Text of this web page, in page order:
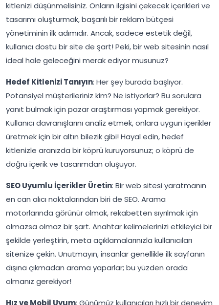
kitlenizi düşünmelisiniz. Onların ilgisini çekecek içerikleri ve
tasarımı oluşturmak, başarılı bir reklam bütçesi
yönetiminin ilk adımıdır. Ancak, sadece estetik değil,
kullanıcı dostu bir site de şart! Peki, bir web sitesinin nasıl
ideal hale geleceğini merak ediyor musunuz?
Hedef Kitlenizi Tanıyın: Her şey burada başlıyor.
Potansiyel müşterileriniz kim? Ne istiyorlar? Bu sorulara
yanıt bulmak için pazar araştırması yapmak gerekiyor.
Kullanıcı davranışlarını analiz etmek, onlara uygun içerikler
üretmek için bir altın bilezik gibi! Hayal edin, hedef
kitlenizle aranızda bir köprü kuruyorsunuz; o köprü de
doğru içerik ve tasarımdan oluşuyor.
SEO Uyumlu İçerikler Üretin: Bir web sitesi yaratmanın
en can alıcı noktalarından biri de SEO. Arama
motorlarında görünür olmak, rekabetten sıyrılmak için
olmazsa olmaz bir şart. Anahtar kelimelerinizi etkileyici bir
şekilde yerleştirin, meta açıklamalarınızla kullanıcıları
sitenize çekin. Unutmayın, insanlar genellikle ilk sayfanın
dışına çıkmadan arama yaparlar; bu yüzden orada
olmanız gerekiyor!
Hız ve Mobil Uyum: Günümüz kullanıcıları hızlı bir deneyim